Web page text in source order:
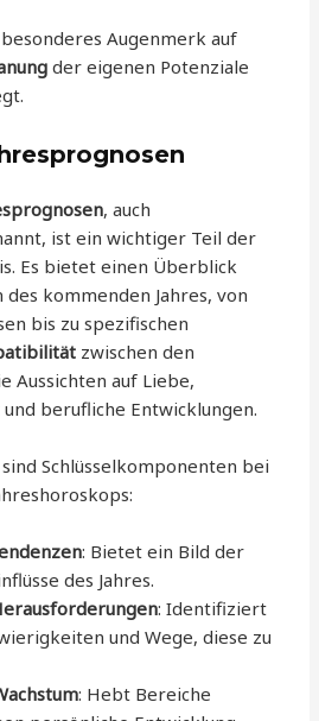
Augenmerk auf
der eigenen Potenziale
, auch
ist ein wichtiger Teil der
Es bietet einen Überblick
kommenden Jahres, von
bis zu spezifischen
zwischen den
Aussichten auf Liebe,
berufliche Entwicklungen.
Schlüsselkomponenten bei
: Bietet ein Bild der
des Jahres.
: Identifiziert
und Wege, diese zu
: Hebt Bereiche